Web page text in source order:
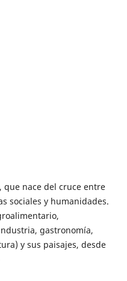
nace del cruce entre
sociales y humanidades.
gastronomía,
y sus paisajes, desde